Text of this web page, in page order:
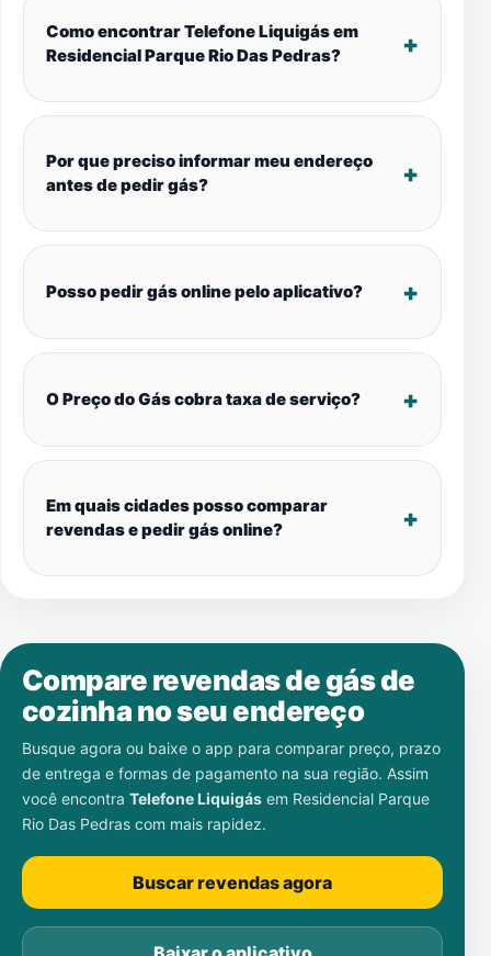
Como encontrar Telefone Liquigás em
Residencial Parque Rio Das Pedras?
Por que preciso informar meu endereço
antes de pedir gás?
Posso pedir gás online pelo aplicativo?
O Preço do Gás cobra taxa de serviço?
Em quais cidades posso comparar
revendas e pedir gás online?
Compare revendas de gás de
cozinha no seu endereço
Busque agora ou baixe o app para comparar preço, prazo
de entrega e formas de pagamento na sua região. Assim
você encontra Telefone Liquigás em Residencial Parque
Rio Das Pedras com mais rapidez.
Buscar revendas agora